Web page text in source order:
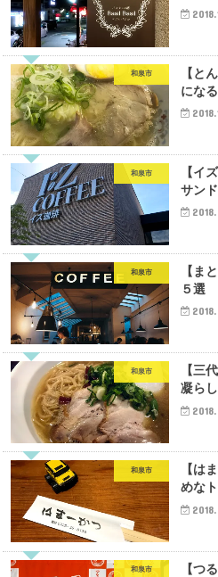
和泉市
【と
にな
和泉市
【イ
サン
和泉市
【ま
５選
和泉市
【三
凝ら
和泉市
【は
めな
和泉市
【つ